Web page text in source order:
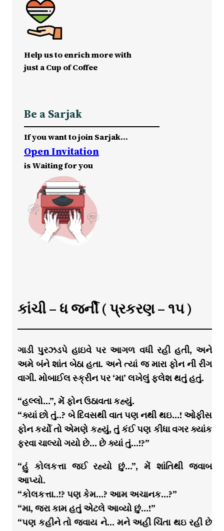
Help us to enrich more with
just a Cup of Coffee
Be a Sarjak
If you want to join Sarjak…
Open Invitation
is Waiting for you
કાંચી – ધ જર્ની ( પ્રકરણ – ૧૫ )
ગાડી પુરઝડપે હાઇવે પર આગળ વધી રહી હતી, અને
અમે બંને શાંત બેઠા હતા. અને ત્યાં જ મારા ફોન ની રીંગ
વાગી. મોબાઈલ સ્ક્રીન પર ‘મા’ લખેલું ફ્લેશ થતું હતું.
“હલ્લો…”, મેં ફોન ઉઠાવતા કહ્યું.
“ક્યાં છો તું..? બે દિવસથી વાત પણ નથી થઇ…! ઓફીસ
ફોન કર્યો તો એમણે કહ્યું, તું કંઈ પણ કીધા વગર ક્યાંક
ફરવા ચાલ્યો ગયો છે… છે ક્યાં તું…!?”
“હું કોલકત્તા જઈ રહ્યો છું…”, મેં શાંતિથી જવાબ
આપ્યો.
“કોલકત્તા..!? પણ કેમ…? આમ અચાનક…?”
“મા, જરા કામ હતું એટલે આવ્યો છું…!”
“પણ કહીને તો જવાય ને… મને અહીં ચિંતા થઇ રહી છે